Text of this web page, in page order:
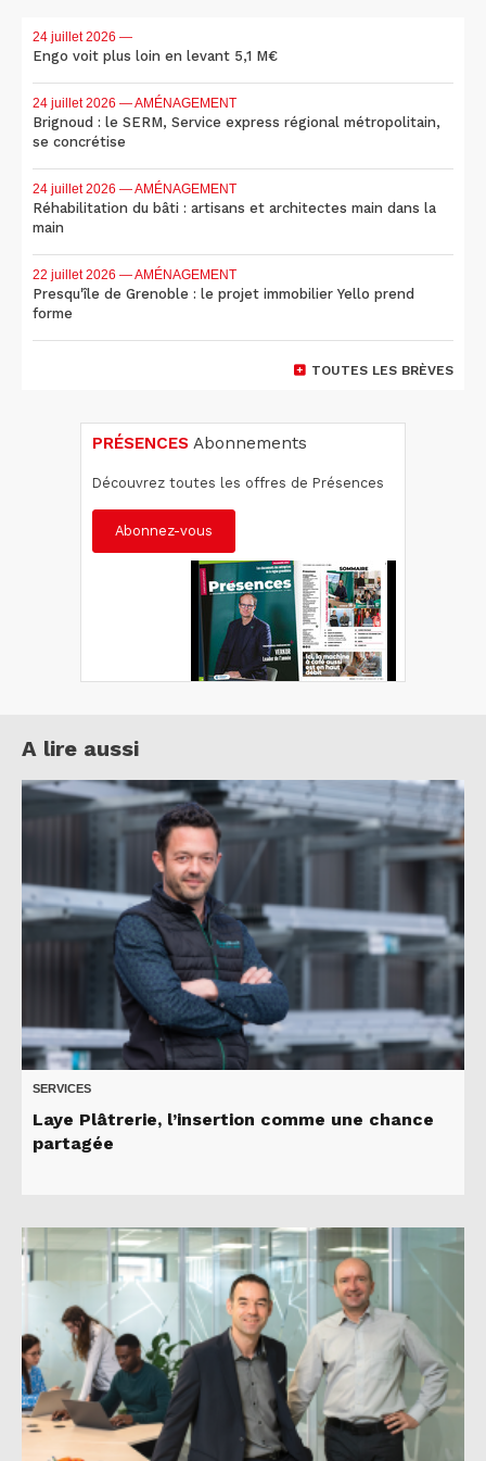
24 juillet 2026 —
Engo voit plus loin en levant 5,1 M€
24 juillet 2026 — AMÉNAGEMENT
Brignoud : le SERM, Service express régional métropolitain,
se concrétise
24 juillet 2026 — AMÉNAGEMENT
Réhabilitation du bâti : artisans et architectes main dans la
main
22 juillet 2026 — AMÉNAGEMENT
Presqu'île de Grenoble : le projet immobilier Yello prend
forme
TOUTES LES BRÈVES
PRÉSENCES Abonnements
Découvrez toutes les offres de Présences
Abonnez-vous
A lire aussi
SERVICES
Laye Plâtrerie, l’insertion comme une chance
partagée